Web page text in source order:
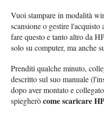
Vuoi stampare in modalità
scansione o gestire
fare questo e tanto altro da
solo su computer, ma anche
Prenditi qualche minuto,
descritto sul suo manuale
dopo aver montato e
spiegheròcome scaricare